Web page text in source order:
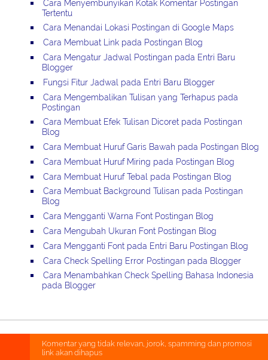
Cara Menyembunyikan Kotak Komentar Postingan
Tertentu
Cara Menandai Lokasi Postingan di Google Maps
Cara Membuat Link pada Postingan Blog
Cara Mengatur Jadwal Postingan pada Entri Baru
Blogger
Fungsi Fitur Jadwal pada Entri Baru Blogger
Cara Mengembalikan Tulisan yang Terhapus pada
Postingan
Cara Membuat Efek Tulisan Dicoret pada Postingan
Blog
Cara Membuat Huruf Garis Bawah pada Postingan Blog
Cara Membuat Huruf Miring pada Postingan Blog
Cara Membuat Huruf Tebal pada Postingan Blog
Cara Membuat Background Tulisan pada Postingan
Blog
Cara Mengganti Warna Font Postingan Blog
Cara Mengubah Ukuran Font Postingan Blog
Cara Mengganti Font pada Entri Baru Postingan Blog
Cara Check Spelling Error Postingan pada Blogger
Cara Menambahkan Check Spelling Bahasa Indonesia
pada Blogger
Komentar yang tidak relevan, jorok, spamming dan promosi
link akan dihapus